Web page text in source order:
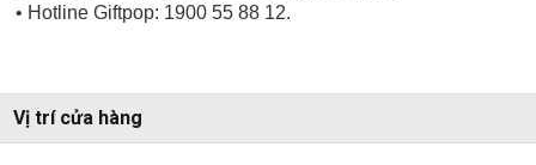
• Hotline Giftpop: 1900 55 88 12.
Vị trí cửa hàng